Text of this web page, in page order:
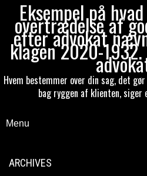
Eksempel på
overtrædelse af
efter advokat
klagen 2020-
Hvem bestemmer over din sag, det
bag ryggen af klienten,
Menu
ARCHIVES